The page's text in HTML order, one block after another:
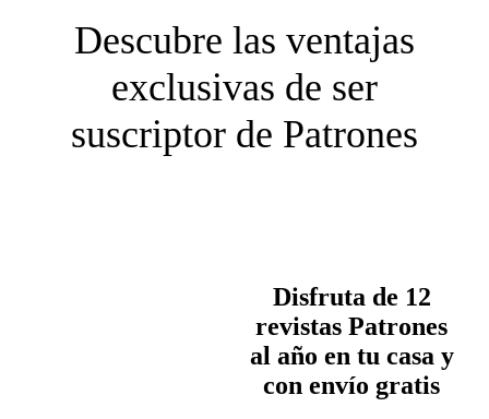
Descubre las ventajas
exclusivas de ser
suscriptor de Patrones
Disfruta de 12
revistas Patrones
al año en tu casa y
con envío gratis